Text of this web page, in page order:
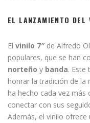
EL LANZAMIENTO
El vinilo 7″ de Alfredo
populares, que se han
norteño y banda. Este
honrar la tradición de
ha hecho cada vez más
conectar con sus
Además, el vinilo ofrece